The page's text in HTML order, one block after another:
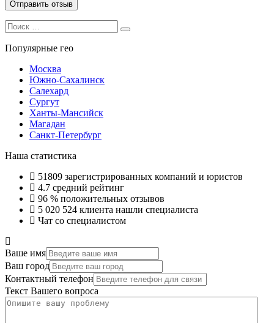
Search
for:
Search
Популярные гео
Москва
Южно-Сахалинск
Салехард
Сургут
Ханты-Мансийск
Магадан
Санкт-Петербург
Наша статистика
51809 зарегистрированных компаний и юристов
4.7 средний рейтинг
96 % положительных отзывов
5 020 524 клиента нашли специалиста
Чат со специалистом
Ваше имя
Ваш город
Контактный телефон
Текст Вашего вопроса